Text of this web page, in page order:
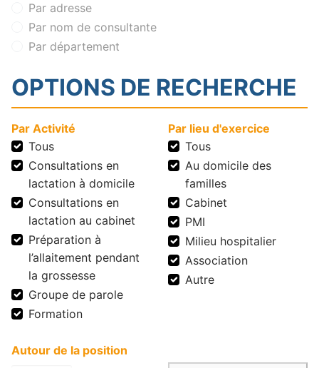
Par adresse
Par nom de consultante
Par département
OPTIONS DE RECHERCHE
Par Activité
Tous
Consultations en
lactation à domicile
Consultations en
lactation au cabinet
Préparation à
l’allaitement pendant
la grossesse
Groupe de parole
Formation
Par lieu d'exercice
Tous
Au domicile des
familles
Cabinet
PMI
Milieu hospitalier
Association
Autre
Autour de la position